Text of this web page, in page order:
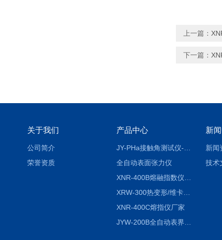
上一篇：
下一篇：
关于我们
公司简介
荣誉资质
产品中心
全自动表面张力仪
XRW-300热变形/维卡软化点温度测定仪
XNR-400C熔指仪厂家
新
新闻
技术